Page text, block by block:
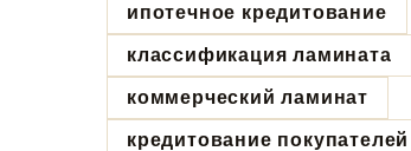
ипотечное кредитование
классификация ламината
коммерческий ламинат
кредитование покупателей